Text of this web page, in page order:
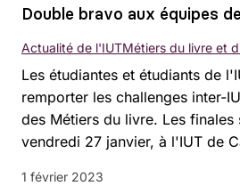
Double bravo aux équipes
Les étudiantes et étudiants de
remporter les challenges inter-
des Métiers du livre. Les finales
vendredi 27 janvier, à l'IUT de
Actualité de l'IUTMétiers du livre et
1 février 2023